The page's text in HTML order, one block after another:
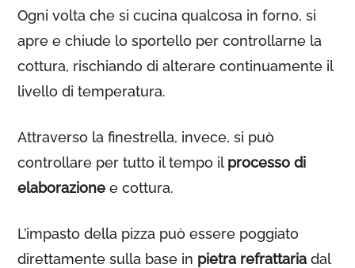
Ogni volta che si cucina qualcosa in forno, si
apre e chiude lo sportello per controllarne la
cottura, rischiando di alterare continuamente il
livello di temperatura.
Attraverso la finestrella, invece, si può
controllare per tutto il tempo il processo di
elaborazione e cottura.
L’impasto della pizza può essere poggiato
direttamente sulla base in pietra refrattaria dal